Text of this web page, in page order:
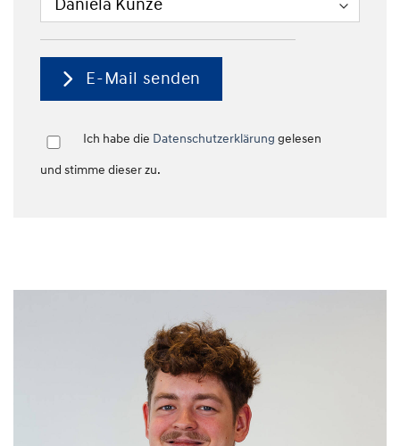
E-Mail senden
Ich habe die Datenschutzerklärung gelesen
und stimme dieser zu.